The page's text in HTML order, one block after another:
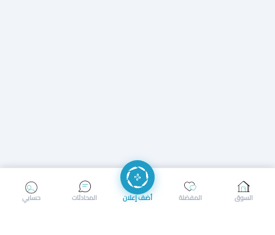
إرسال رسالة إجراء مكالمة
حسابي المحادثات أضف إعلان المفضلة السوق